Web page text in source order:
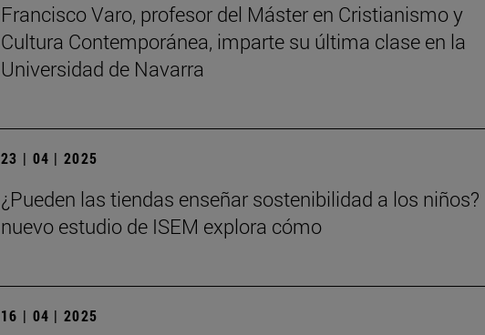
Francisco Varo, profesor del Máster en Cristianismo y
Cultura Contemporánea, imparte su última clase en la
Universidad de Navarra
23 | 04 | 2025
¿Pueden las tiendas enseñar sostenibilidad a los niños?
nuevo estudio de ISEM explora cómo
16 | 04 | 2025